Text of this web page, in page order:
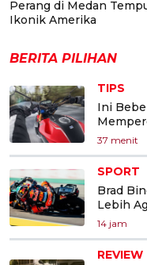
Perang di Medan
Ikonik Amerika
BERITA PILIHAN
TIPS
Ini
37 menit
SPORT
Brad
Lebih
14 jam
REVIEW